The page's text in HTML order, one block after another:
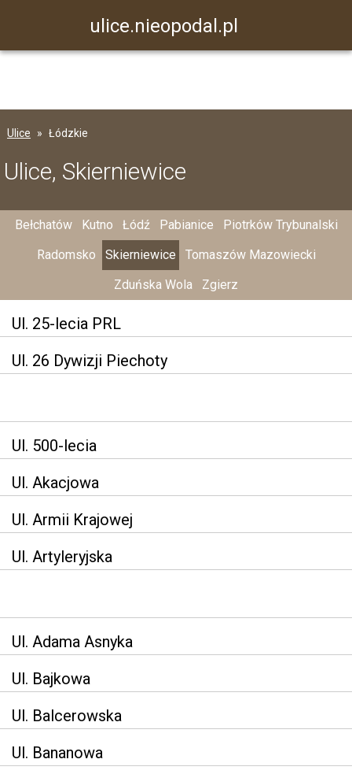
ulice.nieopodal.pl
Ulice Łódzkie
Ulice, Skierniewice
Bełchatów Kutno Łódź Pabianice
Piotrków Trybunalski
Radomsko
Skierniewice
Tomaszów Mazowiecki
Zduńska Wola
Zgierz
Ul. 25-lecia PRL
Ul. 26 Dywizji Piechoty
Ul. 500-lecia
Ul. Akacjowa
Ul. Armii Krajowej
Ul. Artyleryjska
Ul. Adama Asnyka
Ul. Bajkowa
Ul. Balcerowska
Ul. Bananowa